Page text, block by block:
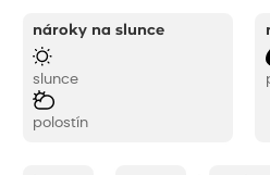
nároky na slunce
slunce
polostín